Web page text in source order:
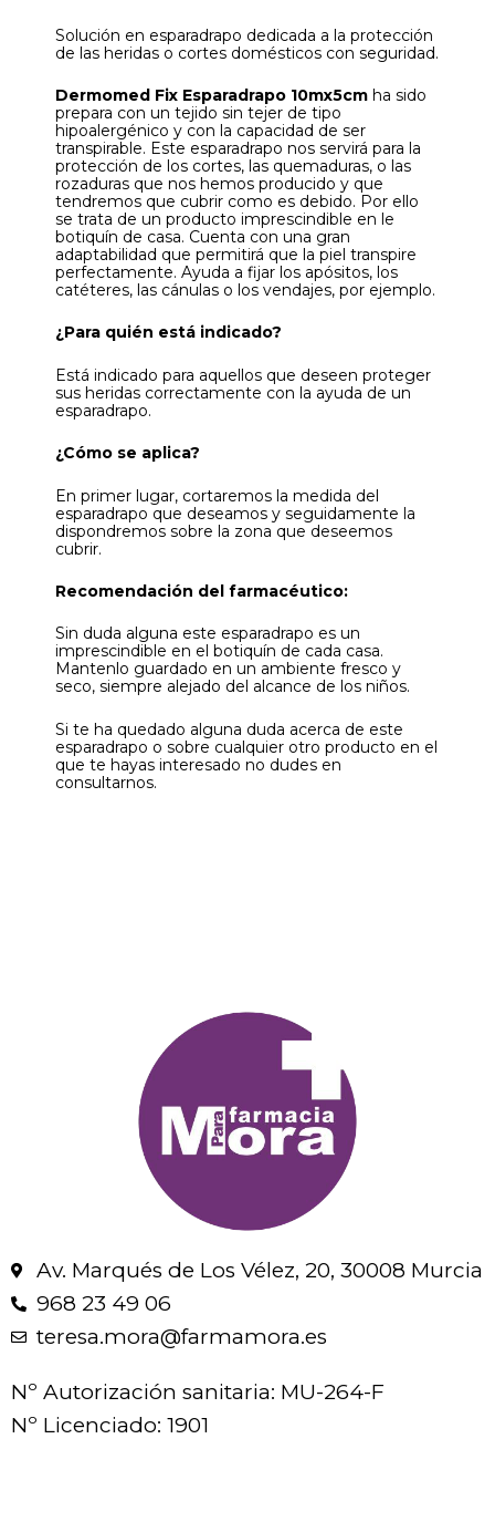
Solución en esparadrapo dedicada a la protección
de las heridas o cortes domésticos con seguridad.
Dermomed Fix Esparadrapo 10mx5cm ha sido
prepara con un tejido sin tejer de tipo
hipoalergénico y con la capacidad de ser
transpirable. Este esparadrapo nos servirá para la
protección de los cortes, las quemaduras, o las
rozaduras que nos hemos producido y que
tendremos que cubrir como es debido. Por ello
se trata de un producto imprescindible en le
botiquín de casa. Cuenta con una gran
adaptabilidad que permitirá que la piel transpire
perfectamente. Ayuda a fijar los apósitos, los
catéteres, las cánulas o los vendajes, por ejemplo.
¿Para quién está indicado?
Está indicado para aquellos que deseen proteger
sus heridas correctamente con la ayuda de un
esparadrapo.
¿Cómo se aplica?
En primer lugar, cortaremos la medida del
esparadrapo que deseamos y seguidamente la
dispondremos sobre la zona que deseemos
cubrir.
Recomendación del farmacéutico:
Sin duda alguna este esparadrapo es un
imprescindible en el botiquín de cada casa.
Mantenlo guardado en un ambiente fresco y
seco, siempre alejado del alcance de los niños.
Si te ha quedado alguna duda acerca de este
esparadrapo o sobre cualquier otro producto en el
que te hayas interesado no dudes en
consultarnos.
Av. Marqués de Los Vélez, 20, 30008 Murcia
968 23 49 06
teresa.mora@farmamora.es
Nº Autorización sanitaria: MU-264-F
Nº Licenciado: 1901